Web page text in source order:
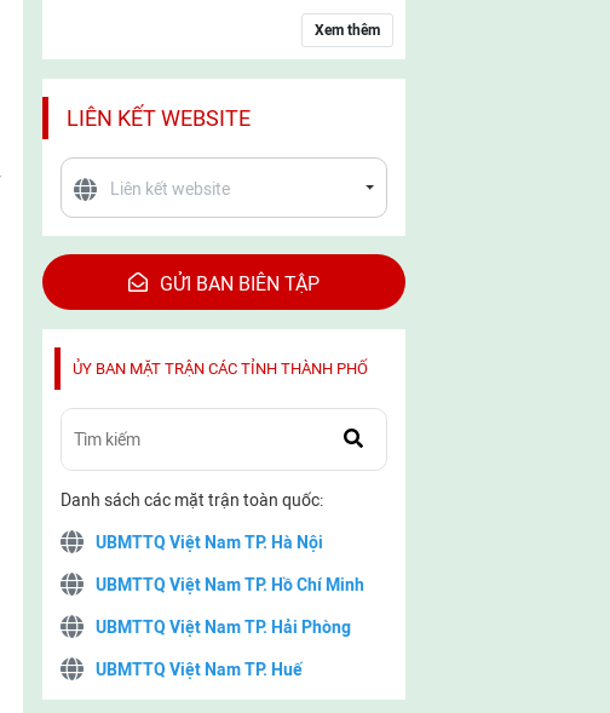
Xem thêm
LIÊN KẾT WEBSITE
GỬI BAN BIÊN TẬP
ỦY BAN MẶT TRẬN CÁC TỈNH THÀNH PHỐ
Danh sách các mặt trận toàn quốc:
UBMTTQ Việt Nam TP. Hà Nội
UBMTTQ Việt Nam TP. Hồ Chí Minh
UBMTTQ Việt Nam TP. Hải Phòng
UBMTTQ Việt Nam TP. Huế